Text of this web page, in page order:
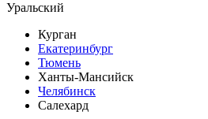
Уральский
Курган
Екатеринбург
Тюмень
Ханты-Мансийск
Челябинск
Салехард